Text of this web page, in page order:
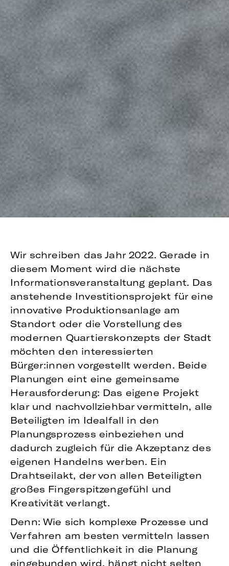
Wir schreiben das Jahr 2022. Gerade in
diesem Moment wird die nächste
Informationsveranstaltung geplant. Das
anstehende Investitionsprojekt für eine
innovative Produktionsanlage am
Standort oder die Vorstellung des
modernen Quartierskonzepts der Stadt
möchten den interessierten
Bürger:innen vorgestellt werden. Beide
Planungen eint eine gemeinsame
Herausforderung: Das eigene Projekt
klar und nachvollziehbar vermitteln, alle
Beteiligten im Idealfall in den
Planungsprozess einbeziehen und
dadurch zugleich für die Akzeptanz des
eigenen Handelns werben. Ein
Drahtseilakt, der von allen Beteiligten
großes Fingerspitzengefühl und
Kreativität verlangt.
Denn: Wie sich komplexe Prozesse und
Verfahren am besten vermitteln lassen
und die Öffentlichkeit in die Planung
eingebunden wird, hängt nicht selten